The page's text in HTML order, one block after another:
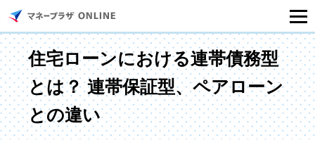
マネープラザONLINEとは
住宅ローンシミュレーション
記事一覧
住宅ローンにおける連帯債務型
とは？ 連帯保証型、ペアローン
との違い